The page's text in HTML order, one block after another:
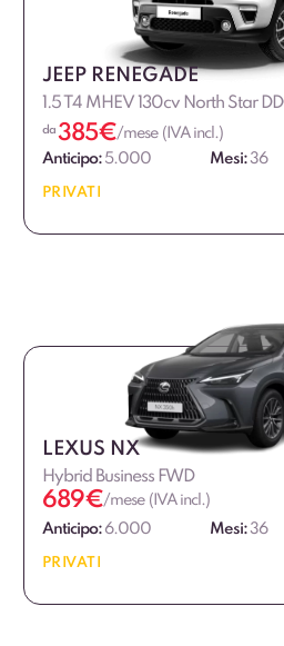
JEEP RENEGADE
1.5 T4 MHEV 130cv North Star
da 385€/mese (IVA incl.)
Anticipo: 5.000 Mesi:36
PRIVATI
LEXUS NX
Hybrid Business FWD
689€/mese (IVA incl.)
Anticipo:6.000 Mesi:36
PRIVATI